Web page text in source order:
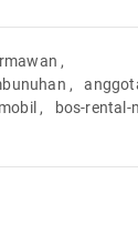
,
,
, bos-rental-